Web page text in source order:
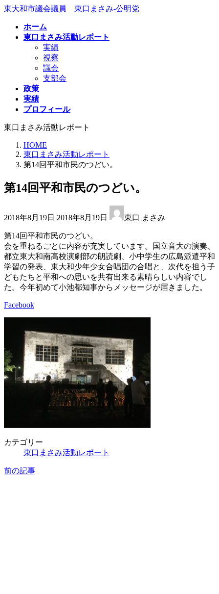
コ
ナ
東大和市議会議員 東口まさみ-公明党
ホーム
東口まさみ活動レポート
実績
視察
議会
支部会
政策
実績
プロフィール
東口まさみ活動レポート
HOME
東口まさみ活動レポート
第14回平和市民のつどい。
第14回平和市民のつどい。
2018年8月19日 終
更
新
日
時
:
2018年8月19日 東口 まさみ
第14回平和市民のつどい。
会を重ねるごとに内容が充実しています。国立音大の演奏、
都立東大和南高校演劇部の朗読劇、小中学生の広島派遣平和
学習の発表、東大和少年少女合唱団の合唱と、次代を担う子
どもたちと平和への思いを共有出来る素晴らしい内容でし
た。今年初めて小池都知事からメッセージが届きました。
Facebook
カテゴリー
東口まさみ活動レポート
前の記事